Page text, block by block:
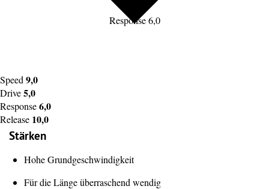
Response 6,0
Speed 9,0
Drive5,0
Response6,0
Release 10,0
Stärken
Hohe Grundgeschwindigkeit
Für die Länge überraschend wendig